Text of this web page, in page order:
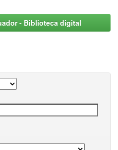
- Biblioteca digital